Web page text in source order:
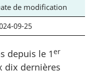
de modification
09-25
depuis le 1er
dix dernières